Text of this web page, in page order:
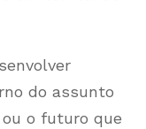
do assunto
o futuro que